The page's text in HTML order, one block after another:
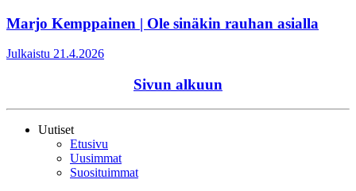
Marjo Kemppainen | Ole sinäkin rauhan asialla
Julkaistu 21.4.2026
Sivun alkuun
Uutiset
Etusivu
Uusimmat
Suosituimmat